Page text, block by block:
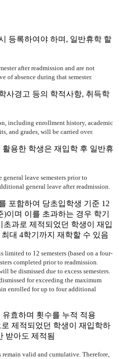
등록하여야 하며, 일반휴학 할
after readmission and are not
of absence during that semester.
사경고 등의 학적사항, 취득학
including enrollment history, academic
and grades, will be carried over.
용한 학생은 재입학 후 일반휴
leave semesters prior to
general leave after readmission.
포함하여 당초입학생 기준 12
이며 이를 초과하는 경우 학기
초과로 제적되었던 학생이 재입
대 4학기까지 재학할 수 있음
to 12 semesters (based on a four-
completed prior to readmission.
be dismissed due to excess semesters.
for exceeding the maximum
enrolled for up to four additional
효하며 횟수를 누적 적용
제적되었던 학생이 재입학하
받아도 제적됨
remain valid and cumulative. Therefore,